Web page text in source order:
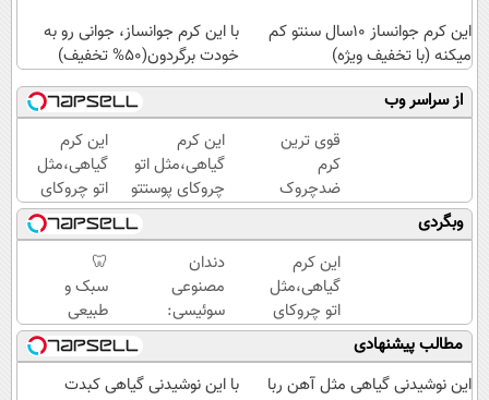
این کرم جوانساز 10سال سنتو کم
میکنه (با تخفیف ویژه)
با این کرم جوانساز، جوانی رو به
خودت برگردون(50% تخفیف)
از سراسر وب
قوی ترین
کرم
ضدچروک
گیاهی!
تحت
لیسانس
آلمان
(40%تخفیف
زمستانی)
این کرم
گیاهی،مثل اتو
چروکای پوستتو
صاف
میکنه!+تخفیف
ویژه
این کرم
گیاهی،مثل
اتو چروکای
پوستتوصاف
میکنه!50%تخفیف
وبگردی
این کرم
گیاهی،مثل
اتو چروکای
پوستتوصاف
میکنه!50%تخفیف
دندان
مصنوعی
سوئیسی:
جدیدترین
فناوری
اروپا،
🦷
سبک و
طبیعی
مثل
دندان
خودت!
مطالب پیشنهادی
این نوشیدنی گیاهی مثل آهن ربا
با این نوشیدنی گیاهی کبدت